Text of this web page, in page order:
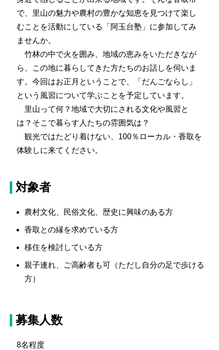
で、里山の魅力や農村の豊かな知恵を見つけて楽し
むことを活動にしている「阿玉台塾」に参加してみ
ませんか。
竹林の中で火を囲み、地域の恵みをいただきなが
ら、この地に暮らしてきた方たちのお話しを伺いま
す。今回はお正月ということで、「だんごならし」
という風習について学ぶことを予定しています。
里山って何？地域で大切にされる文化や風習と
は？そこで暮らす人たちの雰囲気は？
観光ではたどり着けない、100％ローカル・香取を
体験しに来てください。
対象者
農村文化、民俗文化、歴史に興味のある方
香取との縁を求めている方
移住を検討している方
親子連れ、ご高齢者も可（ただし自分の足で歩ける
方）
募集人数
8名程度